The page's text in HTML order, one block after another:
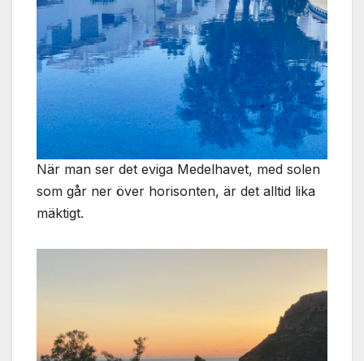
När man ser det eviga Medelhavet, med solen
som går ner över horisonten, är det alltid lika
mäktigt.
Nödvändiga